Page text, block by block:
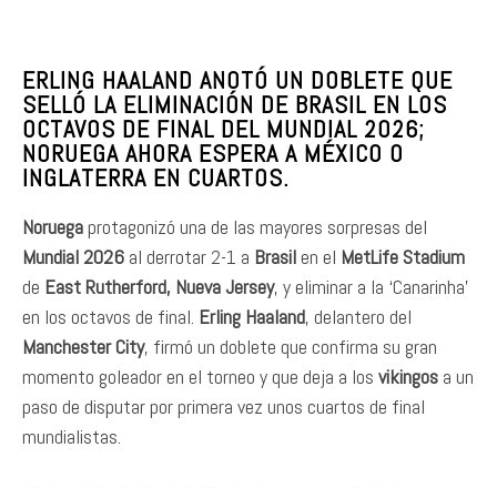
ERLING HAALAND ANOTÓ UN DOBLETE QUE
SELLÓ LA ELIMINACIÓN DE BRASIL EN LOS
OCTAVOS DE FINAL DEL MUNDIAL 2026;
NORUEGA AHORA ESPERA A MÉXICO O
INGLATERRA EN CUARTOS.
Noruegaprotagonizó una de las mayores sorpresas del
Mundial 2026 al derrotar 2-1 a Brasilen el MetLife Stadium
de East Rutherford, Nueva Jersey, y eliminar a la ‘Canarinha’
en los octavos de final. Erling Haaland, delantero del
Manchester City, firmó un doblete que confirma su gran
momento goleador en el torneo y que deja a los vikingos a un
paso de disputar por primera vez unos cuartos de final
mundialistas.